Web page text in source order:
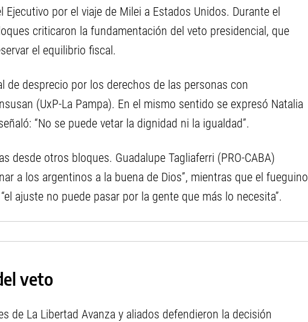
por el viaje de Milei a Estados Unidos. Durante el
criticaron la fundamentación del veto presidencial, que
el equilibrio fiscal.
de desprecio por los derechos de las personas con
(UxP-La Pampa). En el mismo sentido se expresó Natalia
“No se puede vetar la dignidad ni la igualdad”.
desde otros bloques. Guadalupe Tagliaferri (PRO-CABA)
a los argentinos a la buena de Dios”, mientras que el fueguino
ajuste no puede pasar por la gente que más lo necesita”.
veto
de La Libertad Avanza y aliados defendieron la decisión